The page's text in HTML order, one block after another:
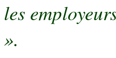
les
».